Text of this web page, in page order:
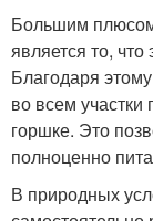
Большим
является то,
Благодаря
во всем участки
горшке. Это
полноценно
В природных